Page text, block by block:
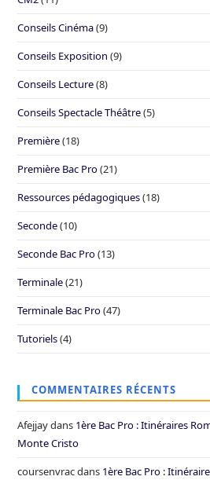
Conseils Cinéma(9)
Conseils Exposition (9)
Conseils Lecture(8)
Conseils Spectacle Théâtre(5)
Première(18)
Première Bac Pro(21)
Ressources pédagogiques(18)
Seconde(10)
Seconde Bac Pro(13)
Terminale(21)
Terminale Bac Pro(47)
Tutoriels(4)
COMMENTAIRES RÉCENTS
Afejjaydans 1ère Bac Pro : Itinéraires
Monte Cristo
coursenvracdans 1ère Bac Pro :